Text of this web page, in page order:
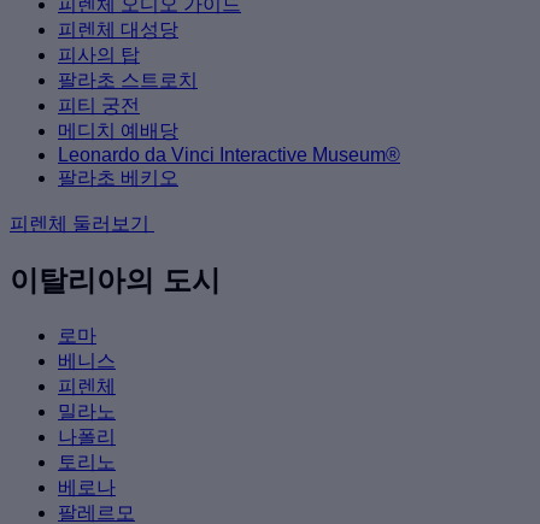
피렌체 오디오 가이드
피렌체 대성당
피사의 탑
팔라초 스트로치
피티 궁전
메디치 예배당
Leonardo da Vinci Interactive Museum®
팔라초 베키오
피렌체 둘러보기
이탈리아의 도시
로마
베니스
피렌체
밀라노
나폴리
토리노
베로나
팔레르모